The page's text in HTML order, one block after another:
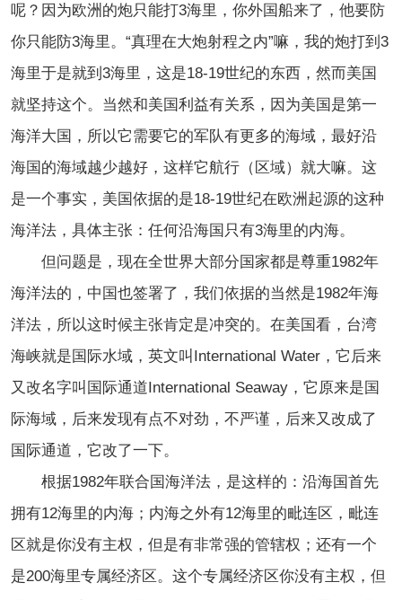
呢？因为欧洲的炮只能打3海里，你外国船来了，他要防
你只能防3海里。“真理在大炮射程之内”嘛，我的炮打到3
海里于是就到3海里，这是18-19世纪的东西，然而美国
就坚持这个。当然和美国利益有关系，因为美国是第一
海洋大国，所以它需要它的军队有更多的海域，最好沿
海国的海域越少越好，这样它航行（区域）就大嘛。这
是一个事实，美国依据的是18-19世纪在欧洲起源的这种
海洋法，具体主张：任何沿海国只有3海里的内海。
但问题是，现在全世界大部分国家都是尊重1982年
海洋法的，中国也签署了，我们依据的当然是1982年海
洋法，所以这时候主张肯定是冲突的。在美国看，台湾
海峡就是国际水域，英文叫International Water，它后来
又改名字叫国际通道International Seaway，它原来是国
际海域，后来发现有点不对劲，不严谨，后来又改成了
国际通道，它改了一下。
根据1982年联合国海洋法，是这样的：沿海国首先
拥有12海里的内海；内海之外有12海里的毗连区，毗连
区就是你没有主权，但是有非常强的管辖权；还有一个
是200海里专属经济区。这个专属经济区你没有主权，但